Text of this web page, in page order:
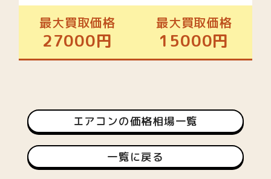
最大買取価格
27000円
最大買取価格
15000円
エアコンの価格相場一覧
一覧に戻る